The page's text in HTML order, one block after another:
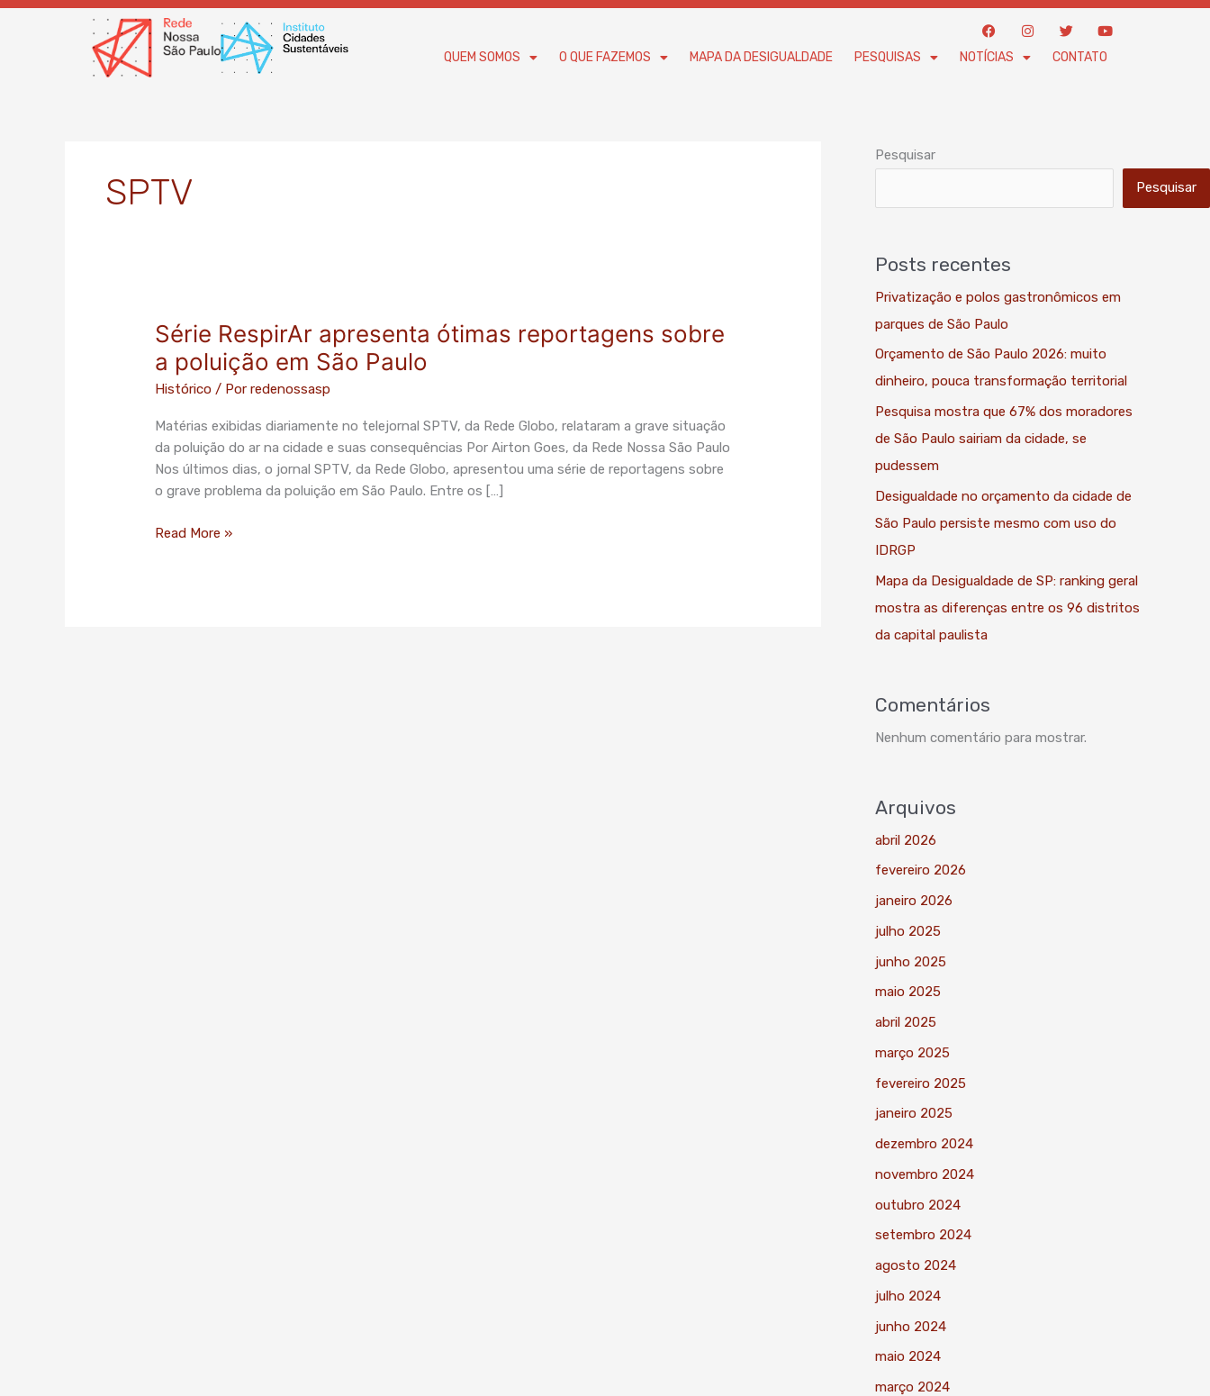
Ir
F
a
c
e
I
n
t
T
w
i
t
Y
o
u
t
QUEM SOMOS O QUE FAZEMOS MAPA DA DESIGUALDADE PESQUISAS NOTÍCIAS CONTATO
SPTV
Série RespirAr apresenta ótimas reportagens sobre
a poluição em São Paulo
Histórico / Porredenossasp
Matérias exibidas diariamente no telejornal SPTV, da Rede Globo, relataram a grave situação
da poluição do ar na cidade e suas consequências Por Airton Goes, da Rede Nossa São Paulo
Nos últimos dias, o jornal SPTV, da Rede Globo, apresentou uma série de reportagens sobre
o grave problema da poluição em São Paulo. Entre os […]
Série
RespirAr
apresenta
ótimas
em
São
Read More »
Pesquisar
Pesquisar
Posts recentes
Privatização e polos gastronômicos em
parques de São Paulo
Orçamento de São Paulo 2026: muito
dinheiro, pouca transformação territorial
Pesquisa mostra que 67% dos moradores
de São Paulo sairiam da cidade, se
pudessem
Desigualdade no orçamento da cidade de
São Paulo persiste mesmo com uso do
IDRGP
Mapa da Desigualdade de SP: ranking geral
mostra as diferenças entre os 96 distritos
da capital paulista
Comentários
Nenhum comentário para mostrar.
Arquivos
abril 2026
fevereiro 2026
janeiro 2026
julho 2025
junho 2025
maio 2025
abril 2025
março 2025
fevereiro 2025
janeiro 2025
dezembro 2024
novembro 2024
outubro 2024
setembro 2024
agosto 2024
julho 2024
junho 2024
maio 2024
março 2024